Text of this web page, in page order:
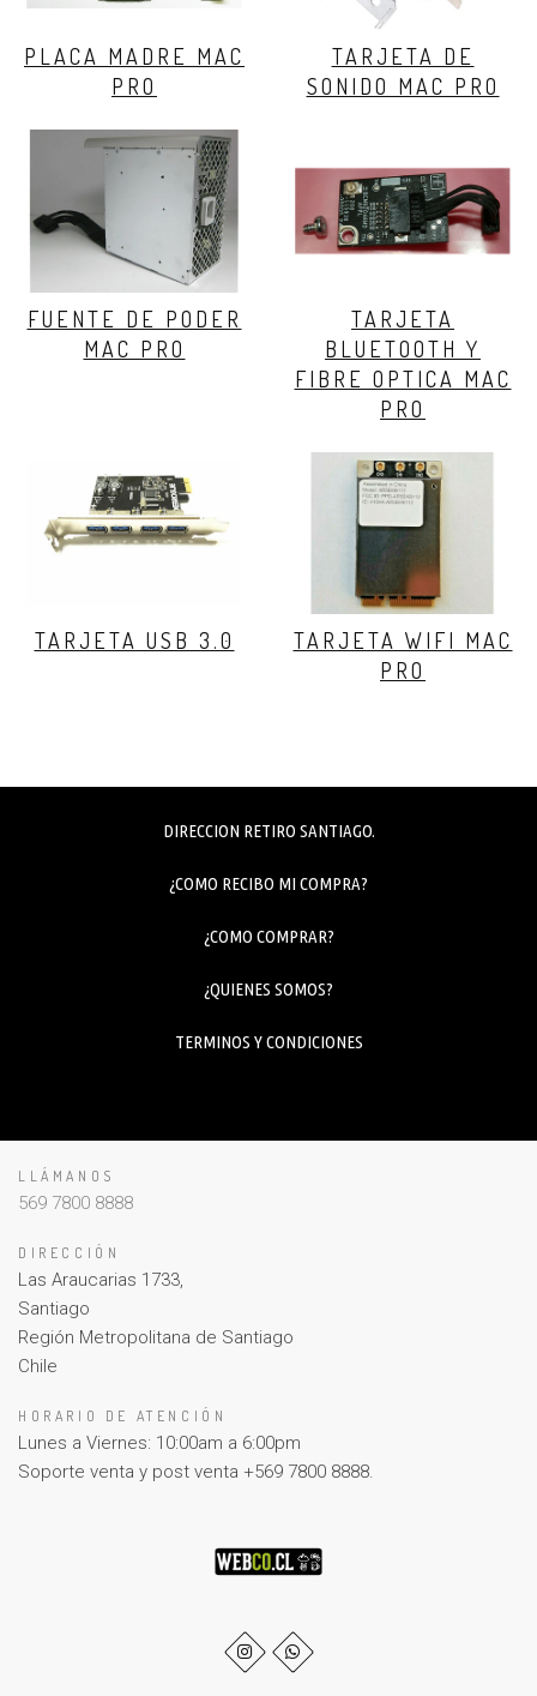
PLACA MADRE MAC
PRO
TARJETA DE
SONIDO MAC PRO
FUENTE DE PODER
MAC PRO
TARJETA
BLUETOOTH Y
FIBRE OPTICA MAC
PRO
TARJETA USB 3.0
TARJETA WIFI MAC
PRO
DIRECCION RETIRO SANTIAGO.
¿COMO RECIBO MI COMPRA?
¿COMO COMPRAR?
¿QUIENES SOMOS?
TERMINOS Y CONDICIONES
LLÁMANOS
569 7800 8888
DIRECCIÓN
Las Araucarias 1733,
Santiago
Región Metropolitana de Santiago
Chile
HORARIO DE ATENCIÓN
Lunes a Viernes: 10:00am a 6:00pm
Soporte venta y post venta +569 7800 8888.